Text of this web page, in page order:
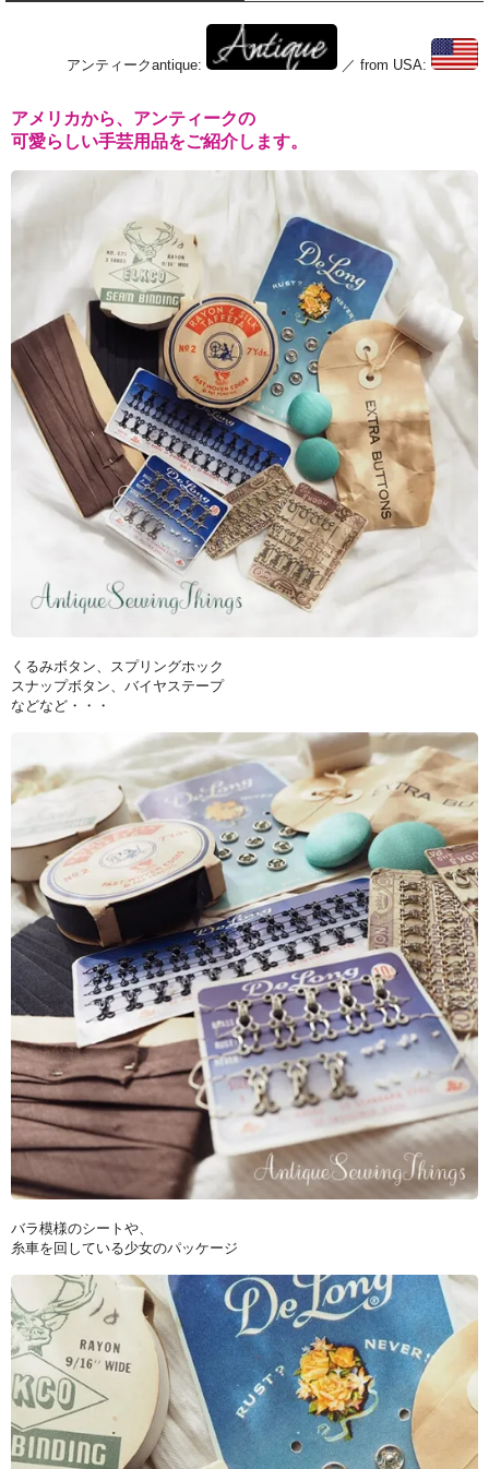
アンティークantique: ／ from USA:
アメリカから、アンティークの
可愛らしい手芸用品をご紹介します。
くるみボタン、スプリングホック
スナップボタン、バイヤステープ
などなど・・・
バラ模様のシートや、
糸車を回している少女のパッケージ